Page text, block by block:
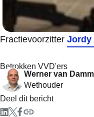
Fractievoorzitter Jordy
Betrokken VVD'ers
Werner van
Wethouder
Deel dit bericht